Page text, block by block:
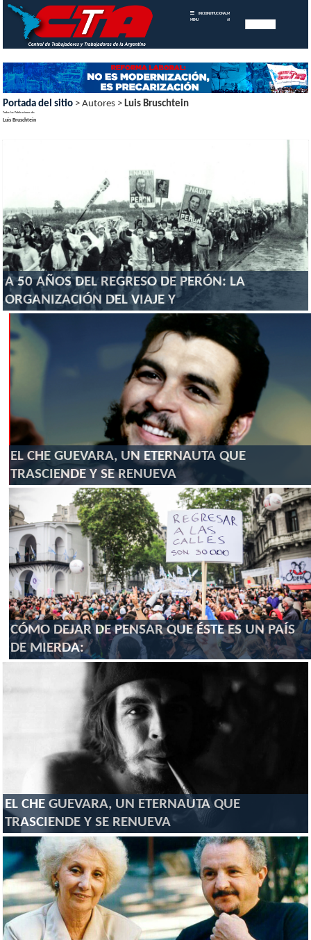
MENU
INICIOINSTITUCIONAL MEMORIAS
ANUALES
Portada del sitio > Autores > Luis Bruschtein
Todas las Publicaciones de:
Luis Bruschtein
A 50 AÑOS DEL REGRESO DE PERÓN: LA
ORGANIZACIÓN DEL VIAJE Y
EL CHE GUEVARA, UN ETERNAUTA QUE
TRASCIENDE Y SE RENUEVA
CÓMO DEJAR DE PENSAR QUE ÉSTE ES UN PAÍS
DE MIERDA:
EL CHE GUEVARA, UN ETERNAUTA QUE
TRASCIENDE Y SE RENUEVA